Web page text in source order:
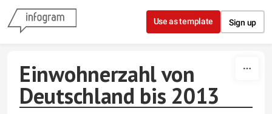
Skip to content
Use as template Sign up
Einwohnerzahl von
Deutschland bis 2013